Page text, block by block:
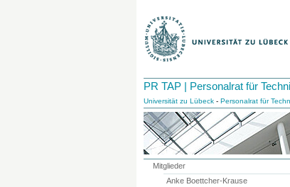
PR TAP | Personalrat für
Universität zu Lübeck - Personalrat für
Mitglieder
Anke Boettcher-Krause